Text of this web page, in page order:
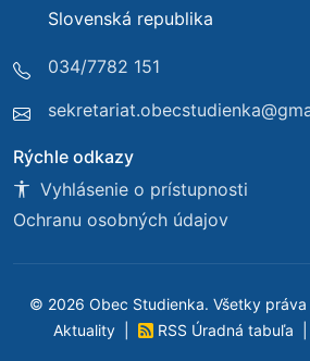
Slovenská republika
034/7782 151
Rýchle odkazy
Vyhlásenie o prístupnosti
Ochranu osobných údajov
© 2026 Obec Studienka. Všetky
Aktuality
RSS Úradná tabuľa